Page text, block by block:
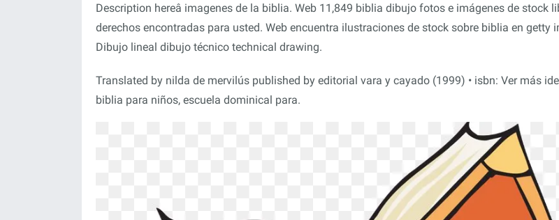
Description hereâ imagenes de la biblia. Web 11,849 biblia dibujo fotos e imágenes de stock
derechos encontradas para usted. Web encuentra ilustraciones de stock sobre biblia en getty
Dibujo lineal dibujo técnico technical drawing.
Translated by nilda de mervilús published by editorial vara y cayado (1999) • isbn: Ver más
biblia para niños, escuela dominical para.